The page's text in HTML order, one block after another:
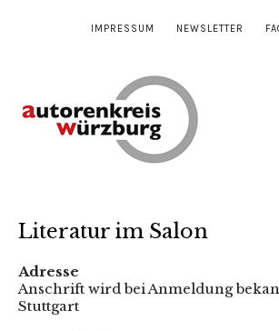
IMPRESSUM NEWSLETTER
Literatur im Salon
Adresse
Anschrift wird bei Anmeldung
Stuttgart